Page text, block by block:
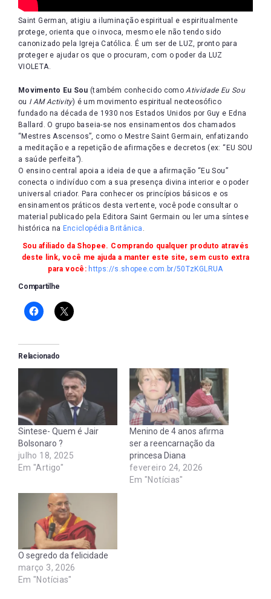
Saint German, atigiu a iluminação espiritual e espiritualmente
protege, orienta que o invoca, mesmo ele não tendo sido
canonizado pela Igreja Católica. É um ser de LUZ, pronto para
proteger e ajudar os que o procuram, com o poder da LUZ
VIOLETA.
Movimento Eu Sou (também conhecido comoAtividade Eu Sou
ou I AM Activity) é um movimento espiritual neoteosófico
fundado na década de 1930 nos Estados Unidos por Guy e Edna
Ballard. O grupo baseia-se nos ensinamentos dos chamados
“Mestres Ascensos”, como o Mestre Saint Germain, enfatizando
a meditação e a repetição de afirmações e decretos (ex: “EU SOU
a saúde perfeita”).
O ensino central apoia a ideia de que a afirmação “Eu Sou”
conecta o indivíduo com a sua presença divina interior e o poder
universal criador. Para conhecer os princípios básicos e os
ensinamentos práticos desta vertente, você pode consultar o
material publicado pela Editora Saint Germain ou ler uma síntese
histórica na Enciclopédia Britânica .
Sou afiliado da Shopee. Comprando qualquer produto através
deste link, você me ajuda a manter este site, sem custo extra
para você: https://s.shopee.com.br/50TzKGLRUA
Compartilhe
Relacionado
Sintese- Quem é Jair
Bolsonaro ?
julho 18, 2025
Em "Artigo"
Menino de 4 anos afirma
ser a reencarnação da
princesa Diana
fevereiro 24, 2026
Em "Notícias"
O segredo da felicidade
março 3, 2026
Em "Notícias"